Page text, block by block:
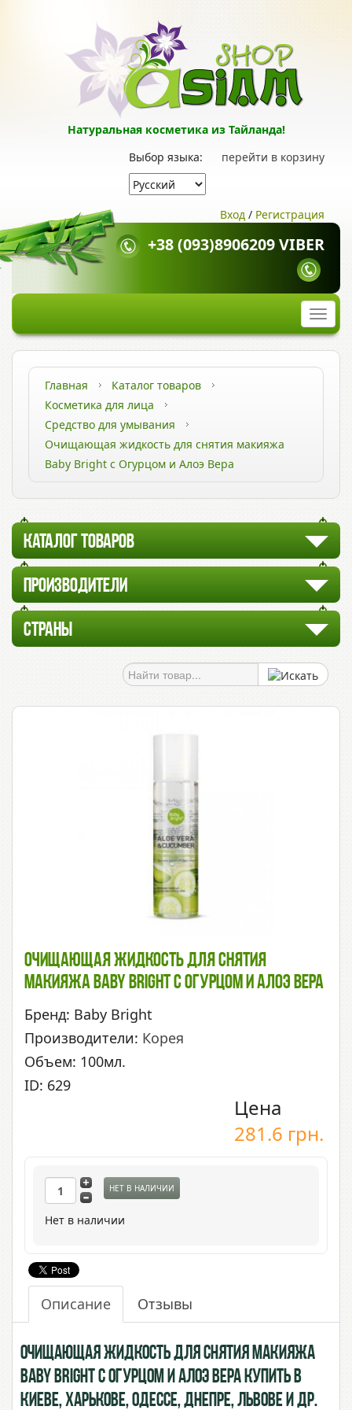
Натуральная косметика из Тайланда!
перейти в корзину
Выбор языка:
Вход / Регистрация
+38 (093)8906209 VIBER
Главная
Каталог товаров
Косметика для лица
Средство для умывания
Очищающая жидкость для снятия макияжа
Baby Bright с Огурцом и Алоэ Вера
КАТАЛОГ ТОВАРОВ
ПРОИЗВОДИТЕЛИ
СТРАНЫ
Очищающая Жидкость Для Снятия
Макияжа Baby Bright С Огурцом И Алоэ Вера
Бренд: Baby Bright
Производители: Корея
Объем: 100мл.
ID: 629
Цена
281.6 грн.
НЕТ В НАЛИЧИИ
Нет в наличии
Описание Отзывы
Очищающая жидкость для снятия макияжа
Baby Bright с Огурцом и Алоэ Вера купить в
Киеве, Харькове, Одессе, Днепре, Львове и др.